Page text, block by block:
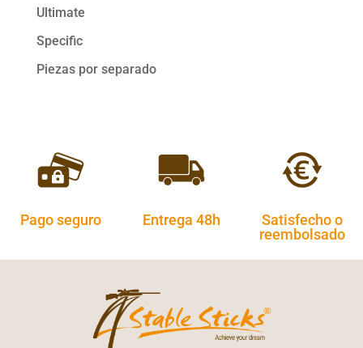
Ultimate
Specific
Piezas por separado
Pago seguro Entrega 48h
Satisfecho o
reembolsado